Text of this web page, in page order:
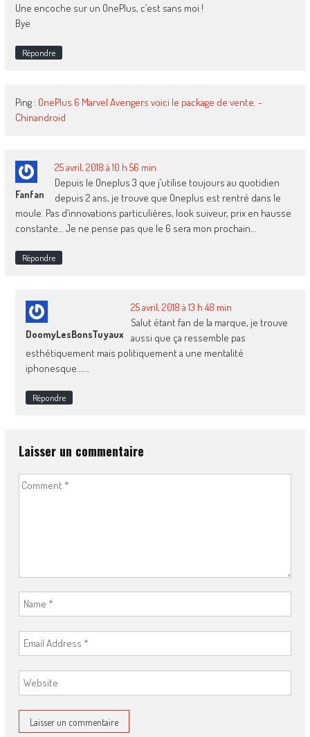
Une encoche sur un OnePlus, c’est sans moi !
Bye
Répondre
Ping : OnePlus 6 Marvel Avengers voici le package de vente. -
Chinandroid
Fanfan
25 avril, 2018 à 10 h 56 min
Depuis le Oneplus 3 que j’utilise toujours au quotidien
depuis 2 ans, je trouve que Oneplus est rentré dans le
moule. Pas d’innovations particulières, look suiveur, prix en hausse
constante… Je ne pense pas que le 6 sera mon prochain…
Répondre
DoomyLesBonsTuyaux
25 avril, 2018 à 13 h 48 min
Salut étant fan de la marque, je trouve
aussi que ça ressemble pas
esthétiquement mais politiquement a une mentalité
iphonesque…….
Répondre
Laisser un commentaire